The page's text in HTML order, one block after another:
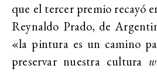
que el tercer premio recayó
Reynaldo Prado, de
«la pintura es un camino
preservar nuestra cultura